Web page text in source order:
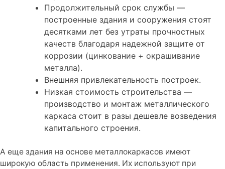
Продолжительный срок службы —
построенные здания и сооружения стоят
десятками лет без утраты прочностных
качеств благодаря надежной защите от
коррозии (цинкование + окрашивание
металла).
Внешняя привлекательность построек.
Низкая стоимость строительства —
производство и монтаж металлического
каркаса стоит в разы дешевле возведения
капитального строения.
А еще здания на основе металлокаркасов имеют
широкую область применения. Их используют при